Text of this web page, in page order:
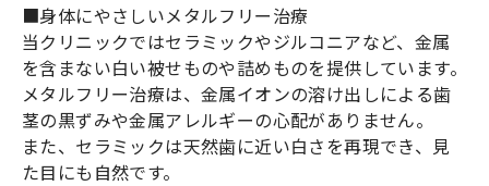
■身体にやさしいメタルフリー治療
当クリニックではセラミックやジルコニアなど、金属
を含まない白い被せものや詰めものを提供しています。
メタルフリー治療は、金属イオンの溶け出しによる歯
茎の黒ずみや金属アレルギーの心配がありません。
また、セラミックは天然歯に近い白さを再現でき、見
た目にも自然です。